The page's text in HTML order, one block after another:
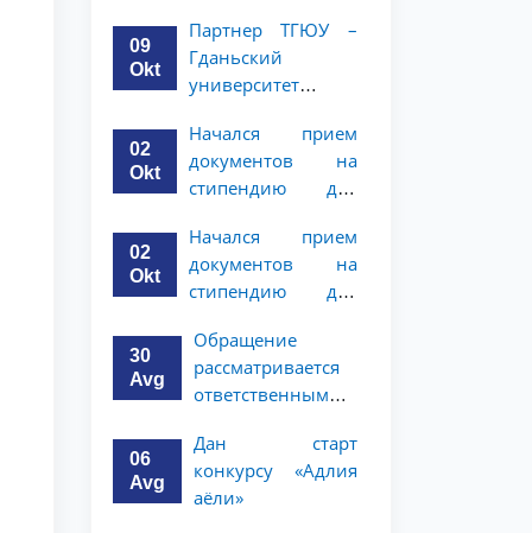
студентов 2–3
курсов
программе
академической
мобильности для
курсов
09
Okt
Партнер ТГЮУ –
Гданьский
университет
программу
академической
мобильности для
курсов ТГЮУ
02
Okt
Начался прием
документов на
стипендию для
программы по
праву и
политическим
Университете
Нагоя
02
Okt
Начался прием
документов на
стипендию для
программы по
праву и
политическим
Университете
Нагоя
30
Avg
Обращение
рассматривается
ответственными
университета
06
Avg
Дан старт
конкурсу «Адлия
аёли»